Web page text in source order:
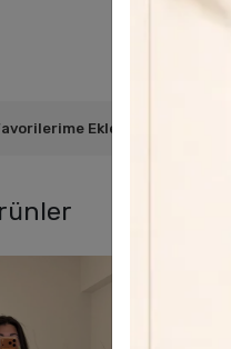
Ekle